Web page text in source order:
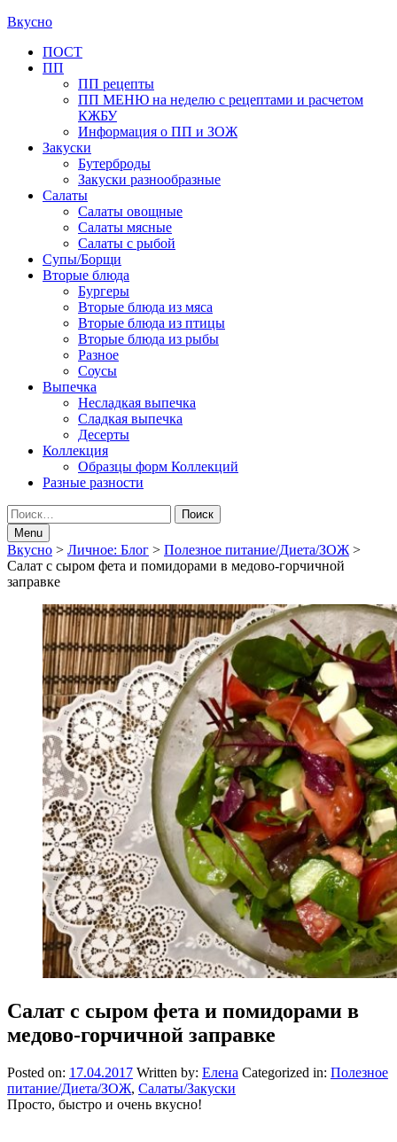
Вкусно
Primary
Menu
ПОСТ
ПП
ПП рецепты
ПП МЕНЮ на неделю с рецептами и расчетом
КЖБУ
Информация о ПП и ЗОЖ
Закуски
Бутерброды
Закуски разнообразные
Салаты
Салаты овощные
Салаты мясные
Салаты с рыбой
Супы/Борщи
Вторые блюда
Бургеры
Вторые блюда из мяса
Вторые блюда из птицы
Вторые блюда из рыбы
Разное
Соусы
Выпечка
Несладкая выпечка
Сладкая выпечка
Десерты
Коллекция
Образцы форм Коллекций
Разные разности
Search
Найти:
Menu
Breadcrumbs
navigation
Вкусно > Личное: Блог > Полезное питание/Диета/ЗОЖ >
Салат с сыром фета и помидорами в медово-горчичной
заправке
Салат с сыром фета и помидорами в
медово-горчичной заправке
Posted on: 17.04.2017 Written by: Елена Categorized in: Полезное
питание/Диета/ЗОЖ, Салаты/Закуски
Просто, быстро и очень вкусно!